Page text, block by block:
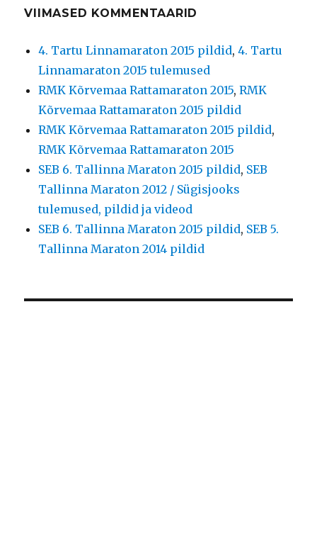
VIIMASED KOMMENTAARID
4. Tartu Linnamaraton 2015 pildid,4. Tartu
Linnamaraton 2015 tulemused
RMK Kõrvemaa Rattamaraton 2015,RMK
Kõrvemaa Rattamaraton 2015 pildid
RMK Kõrvemaa Rattamaraton 2015 pildid,
RMK Kõrvemaa Rattamaraton 2015
SEB 6. Tallinna Maraton 2015 pildid, SEB
Tallinna Maraton 2012 / Sügisjooks
tulemused, pildid ja videod
SEB 6. Tallinna Maraton 2015 pildid, SEB 5.
Tallinna Maraton 2014 pildid